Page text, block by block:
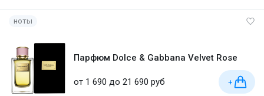
ноты
Парфюм Dolce & Gabbana Velvet Rose
от 1 690 до 21 690 руб +